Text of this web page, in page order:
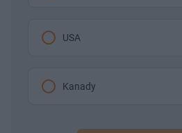
USA
Kanady